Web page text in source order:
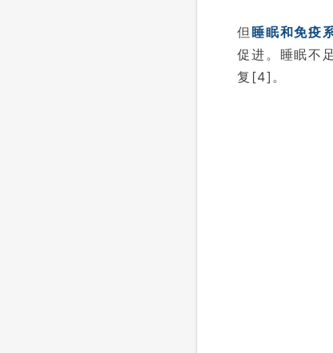
但 睡眠和免疫
促进。睡眠不
复[4]。